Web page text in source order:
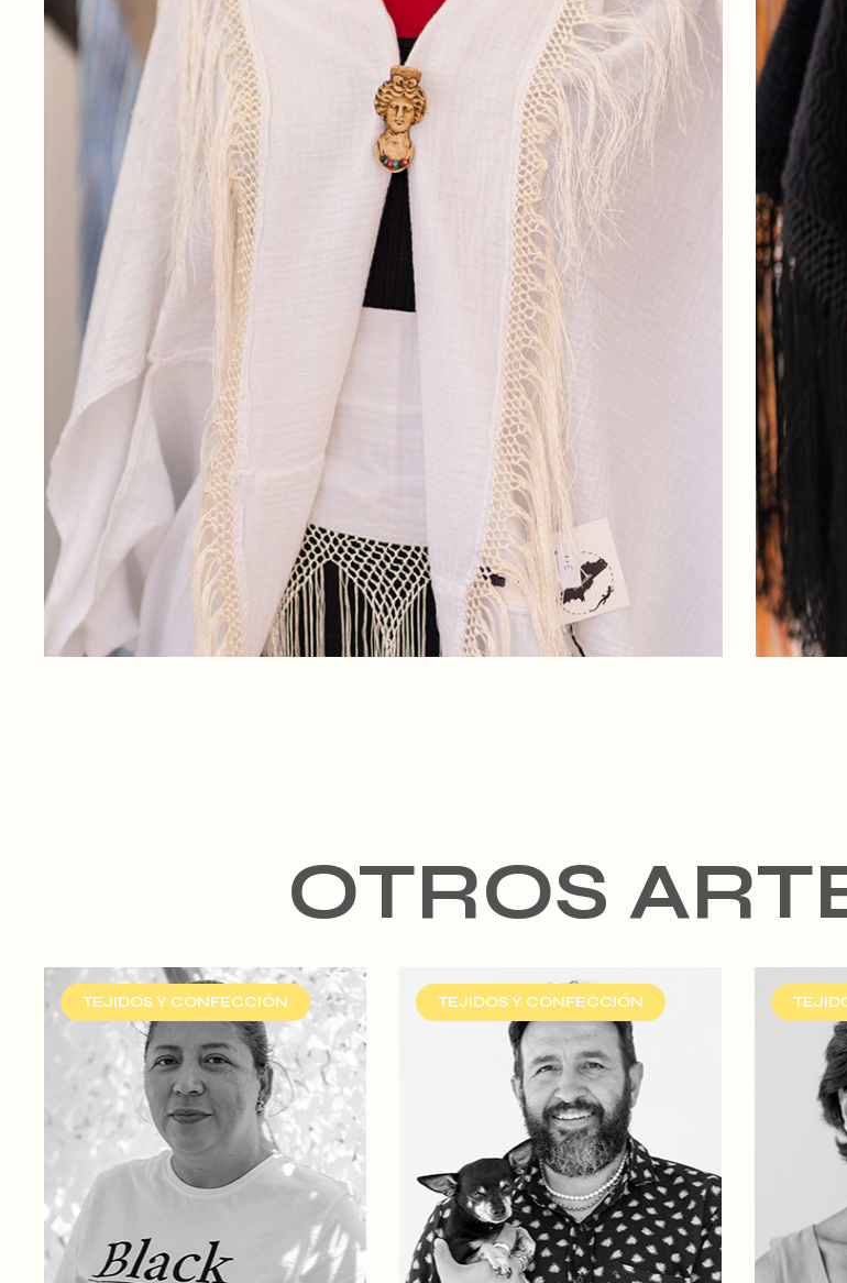
OTROS
TEJIDOS Y CONFECCIÓN TEJIDOS Y CONFECCIÓN